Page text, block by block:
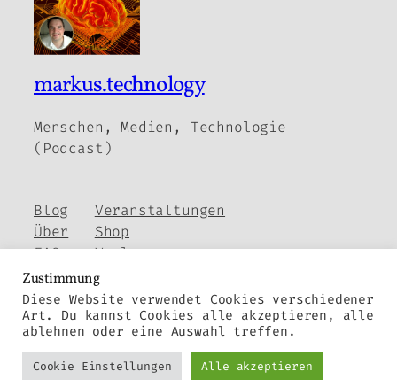
markus.technology
Menschen, Medien, Technologie
(Podcast)
Blog
Über
FAQs
Autoren
Veranstaltungen
Shop
Vorlagen
Themes
Twenty Twenty-Five Gestaltet mitWordPress
Zustimmung
Diese Website verwendet Cookies verschiedener
Art. Du kannst Cookies alle akzeptieren, alle
ablehnen oder eine Auswahl treffen.
Cookie Einstellungen Alle akzeptieren